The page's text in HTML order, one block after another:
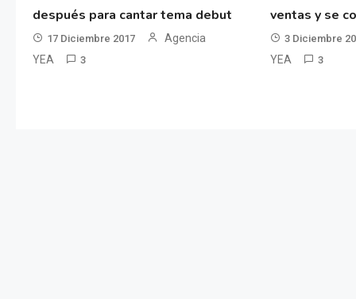
después para cantar tema debut
17 Diciembre 2017
Agencia
YEA
3
ventas y se
3 Diciembre
YEA
3